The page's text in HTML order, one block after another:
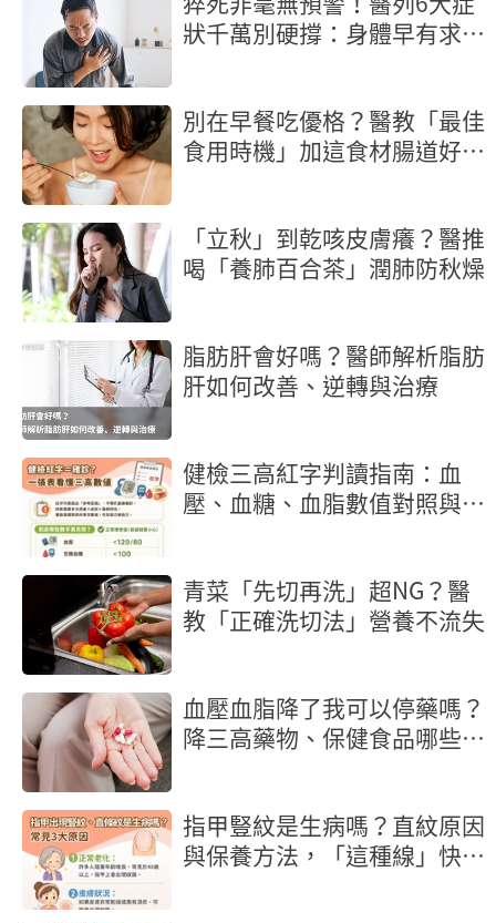
狀千萬別硬撐：身體早有求救
別在早餐吃優格？醫教「最佳
食用時機」加這食材腸道好菌
「立秋」到乾咳皮膚癢？醫推
喝「養肺百合茶」潤肺防秋燥
脂肪肝會好嗎？醫師解析脂肪
肝如何改善、逆轉與治療
健檢三高紅字判讀指南：血
壓、血糖、血脂數值對照與行
青菜「先切再洗」超NG？醫
教「正確洗切法」營養不流失
血壓血脂降了我可以停藥嗎？
降三高藥物、保健食品哪些不
指甲豎紋是生病嗎？直紋原因
與保養方法，「這種線」快就